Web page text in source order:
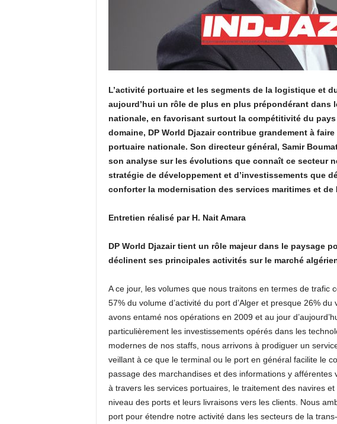
L’activité portuaire et les segments de la logistique et
aujourd’hui un rôle de plus en plus prépondérant dans
nationale, en favorisant surtout la compétitivité du pays
domaine, DP World Djazair contribue grandement à
portuaire nationale. Son directeur général, Samir
son analyse sur les évolutions que connaît ce secteur
stratégie de développement et d’investissements que
conforter la modernisation des services maritimes et
Entretien réalisé par H. Nait Amara
DP World Djazair tient un rôle majeur dans le paysage
déclinent ses principales activités sur le marché
A ce jour, les volumes que nous traitons en termes de trafic
57% du volume d’activité du port d’Alger et presque 26%
avons entamé nos opérations en 2009 et au jour
particulièrement les investissements opérés dans les
modernes de nos staffs, nous arrivons à prodiguer un
veillant à ce que le terminal ou le port en général facilite le
passage des marchandises et des informations y afférentes
à travers les services portuaires, le traitement des navires
niveau des ports et leurs livraisons vers les clients. Nous
port pour étendre notre activité dans les secteurs de la